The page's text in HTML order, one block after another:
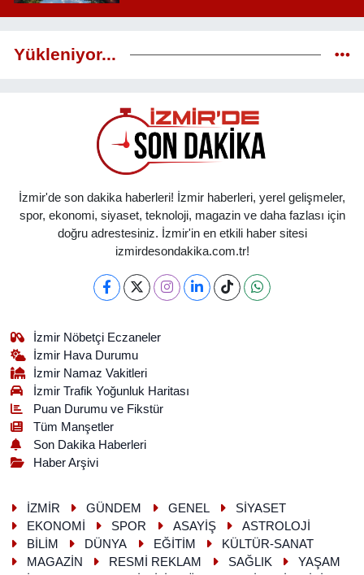
Yükleniyor...
İzmir'de son dakika haberleri! İzmir haberleri, yerel gelişmeler,
spor, ekonomi, siyaset, teknoloji, magazin ve daha fazlası için
doğru adrestesiniz. İzmir'in en etkili haber sitesi
izmirdesondakika.com.tr!
İzmir Nöbetçi Eczaneler
İzmir Hava Durumu
İzmir Namaz Vakitleri
İzmir Trafik Yoğunluk Haritası
Puan Durumu ve Fikstür
Tüm Manşetler
Son Dakika Haberleri
Haber Arşivi
İZMİR GÜNDEM GENEL
SİYASET
EKONOMİ
SPOR ASAYİŞ
ASTROLOJİ
BİLİM
DÜNYA EĞİTİM
KÜLTÜR-SANAT
MAGAZİN
RESMİ REKLAM SAĞLIK
YAŞAM